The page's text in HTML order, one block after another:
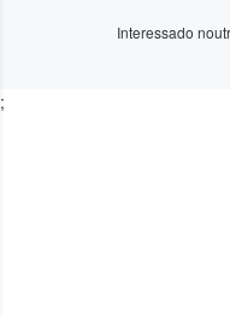
Interessado
;